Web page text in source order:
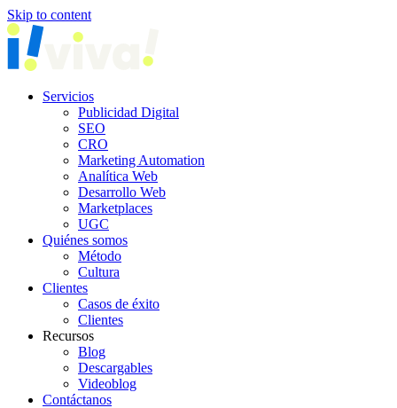
Skip to content
Servicios
Publicidad Digital
SEO
CRO
Marketing Automation
Analítica Web
Desarrollo Web
Marketplaces
UGC
Quiénes somos
Método
Cultura
Clientes
Casos de éxito
Clientes
Recursos
Blog
Descargables
Videoblog
Contáctanos